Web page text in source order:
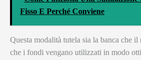
Fisso E Perché Conviene
Questa modalità tutela sia la banca che
che i fondi vengano utilizzati in modo